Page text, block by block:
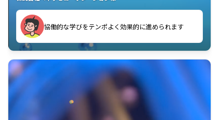
協働的な学びをテンポよく効果的に進められます
生徒一人ひとりが行き来と学んでいます